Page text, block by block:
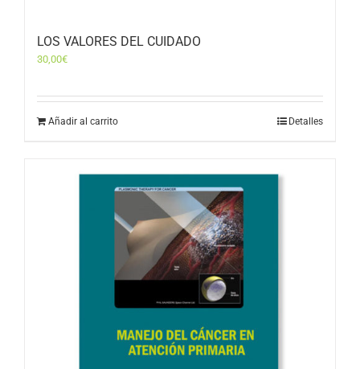
LOS VALORES DEL CUIDADO
30,00€
Añadir al carrito Detalles